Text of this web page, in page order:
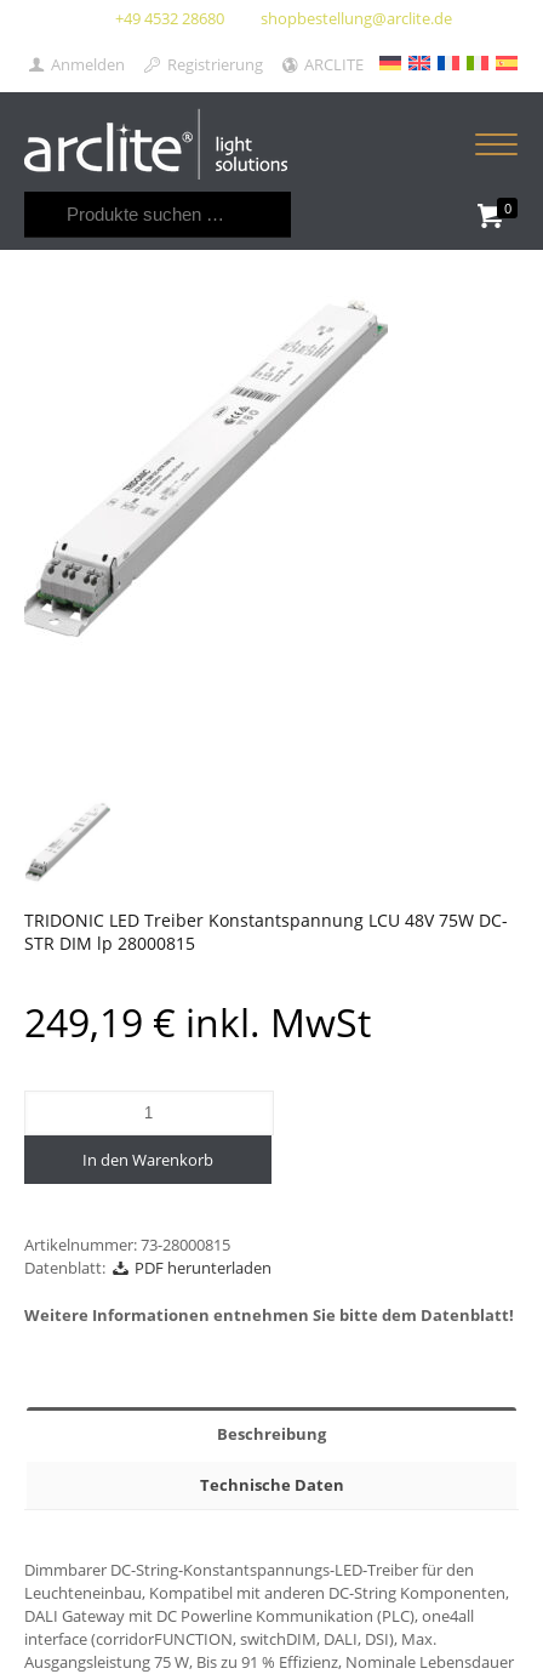
+49 4532 28680 shopbestellung@arclite.de
Anmelden Registrierung ARCLITE
0
TRIDONIC LED Treiber Konstantspannung LCU 48V 75W DC-
STR DIM lp 28000815
249,19 € inkl. MwSt
In den Warenkorb
Artikelnummer:73-28000815
Datenblatt:
PDF herunterladen
Weitere Informationen entnehmen Sie bitte dem Datenblatt!
Beschreibung
Technische Daten
Dimmbarer DC-String-Konstantspannungs-LED-Treiber für den
Leuchteneinbau, Kompatibel mit anderen DC-String Komponenten,
DALI Gateway mit DC Powerline Kommunikation (PLC), one4all
interface (corridorFUNCTION, switchDIM, DALI, DSI), Max.
Ausgangsleistung 75 W, Bis zu 91 % Effizienz, Nominale Lebensdauer